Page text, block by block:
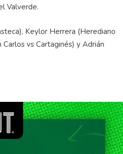
Valverde.
Keylor Herrera (Herediano
vs Cartaginés) y Adrián